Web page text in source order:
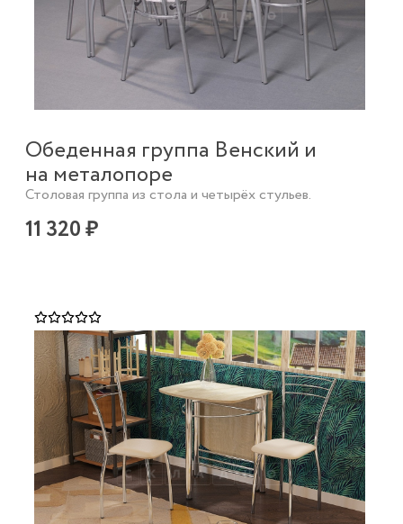
Обеденная группа Венский и
на металопоре
Столовая группа из стола и четырёх стульев.
11 320 ₽